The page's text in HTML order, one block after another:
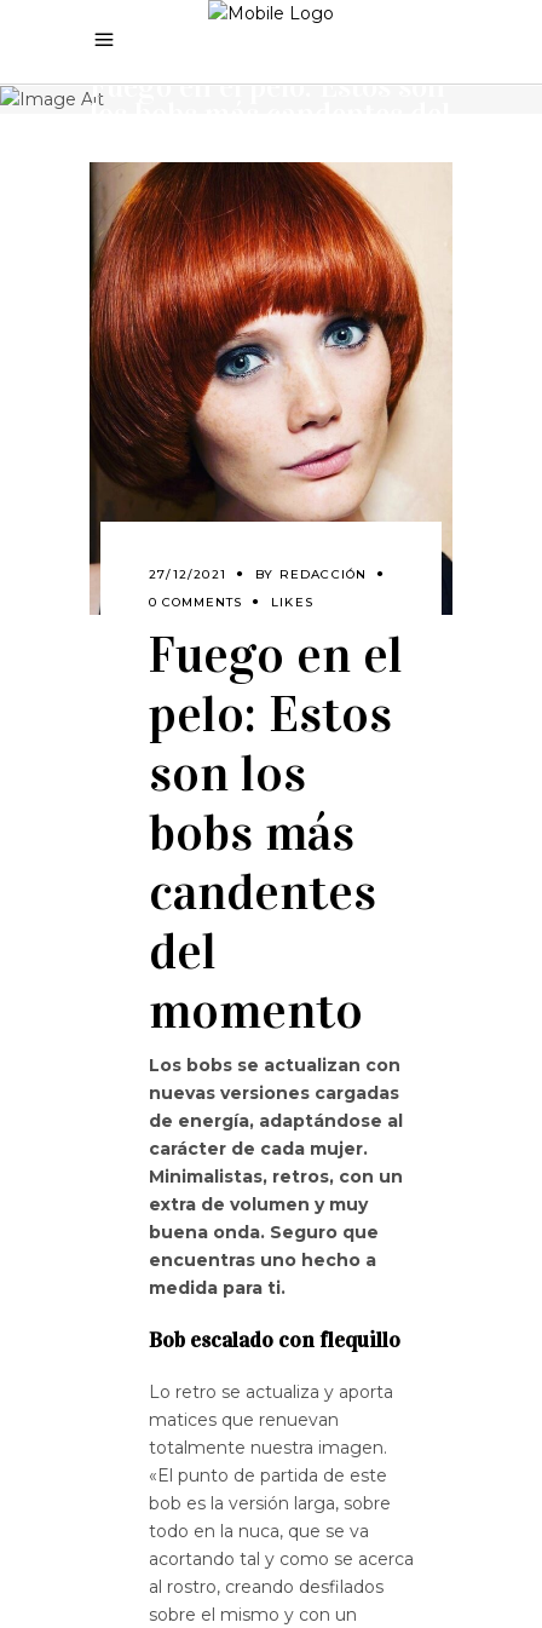
Home
Fuego en el pelo: Estos son
los bobs más candentes del
27/12/2021 BY REDACCIÓN
0 COMMENTS
LIKES
Fuego en el
pelo: Estos
son los
bobs más
candentes
del
momento
Los bobs se actualizan con
nuevas versiones cargadas
de energía, adaptándose al
carácter de cada mujer.
Minimalistas, retros, con un
extra de volumen y muy
buena onda. Seguro que
encuentras uno hecho a
medida para ti.
Bob escalado con flequillo
Lo retro se actualiza y aporta
matices que renuevan
totalmente nuestra imagen.
«El punto de partida de este
bob es la versión larga, sobre
todo en la nuca, que se va
acortando tal y como se acerca
al rostro, creando desfilados
sobre el mismo y con un